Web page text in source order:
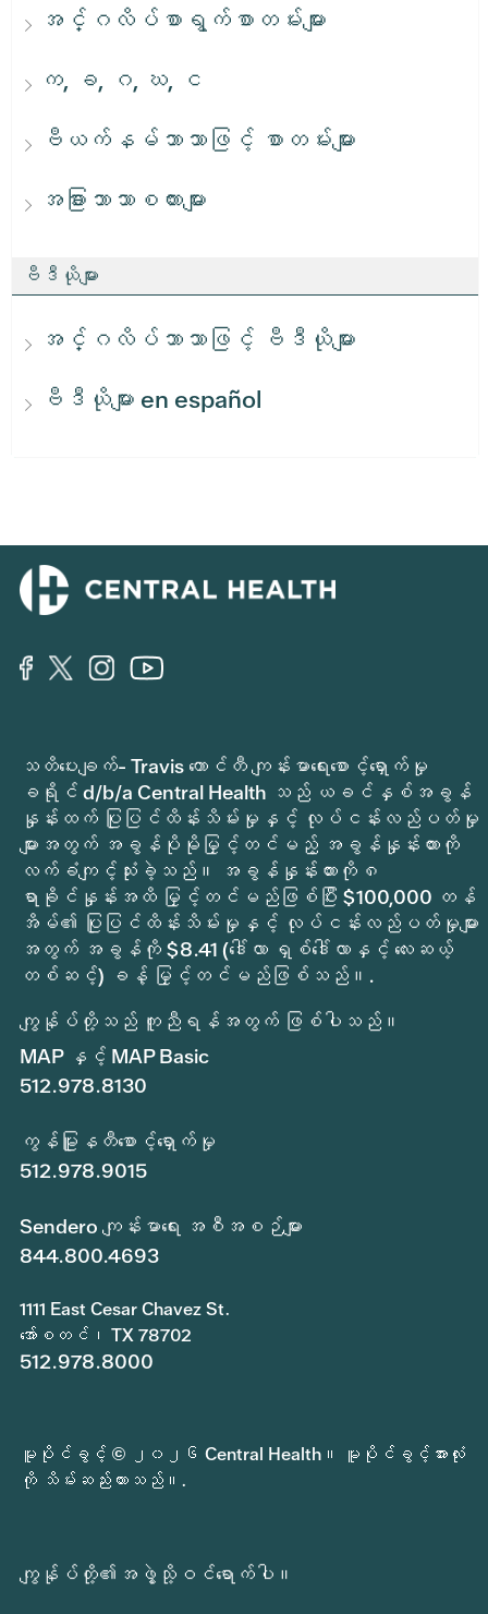
အင်္ဂလိပ်စာရွက်စာတမ်းများ
က, ခ, ဂ, ဃ, င
ဗီယက်နမ်ဘာသာဖြင့် စာတမ်းများ
အခြားဘာသာစကားများ
ဗီဒီယိုများ
အင်္ဂလိပ်ဘာသာဖြင့် ဗီဒီယိုများ
ဗီဒီယိုများ en español
သတိပေးချက်- Travis ကောင်တီ ကျန်းမာရေးစောင့်ရှောက်မှု
ခရိုင် d/b/a Central Health သည် ယခင်နှစ်အခွန်
နှုန်းထက် ပြုပြင်ထိန်းသိမ်းမှုနှင့် လုပ်ငန်းလည်ပတ်မှု
များအတွက် အခွန်ပိုမိုမြှင့်တင်မည့် အခွန်နှုန်းထားကို
လက်ခံကျင့်သုံးခဲ့သည်။ အခွန်နှုန်းထားကို ၈
ရာခိုင်နှုန်းအထိ မြှင့်တင်မည်ဖြစ်ပြီး $100,000 တန်
အိမ်၏ ပြုပြင်ထိန်းသိမ်းမှုနှင့် လုပ်ငန်းလည်ပတ်မှုများ
အတွက် အခွန်ကို $8.41 (ဒေါ်လာ ရှစ်ဒေါ်လာနှင့် လေးဆယ့်
တစ်ဆင့်) ခန့် မြှင့်တင်မည်ဖြစ်သည်။.
ကျွန်ုပ်တို့သည် ကူညီရန်အတွက် ဖြစ်ပါသည်။
MAP နှင့် MAP Basic
512.978.8130
ကွန်မြူနတီစောင့်ရှောက်မှု
512.978.9015
Sendero ကျန်းမာရေး အစီအစဉ်များ
844.800.4693
1111 East Cesar Chavez St.
အော်စတင်၊ TX 78702
512.978.8000
မူပိုင်ခွင့် © ၂၀၂၆ Central Health။ မူပိုင်ခွင့်အားလုံး
ကို သိမ်းဆည်းထားသည်။.
ကျွန်ုပ်တို့၏အဖွဲ့သို့ဝင်ရောက်ပါ။